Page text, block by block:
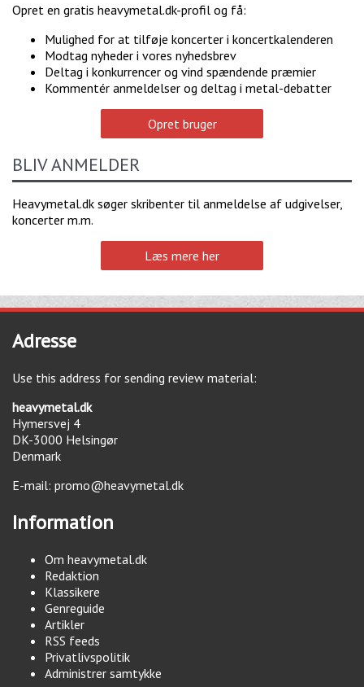
Opret en gratis heavymetal.dk-profil og få:
Mulighed for at tilføje koncerter i koncertkalenderen
Modtag nyheder i vores nyhedsbrev
Deltag i konkurrencer og vind spændende præmier
Kommentér anmeldelser og deltag i metal-debatter
Opret bruger
BLIV ANMELDER
Heavymetal.dk søger skribenter til anmeldelse af udgivelser,
koncerter m.m.
Læs mere her
Adresse
Use this address for sending review material:
heavymetal.dk
Hymersvej 4
DK-3000 Helsingør
Denmark
E-mail: promo@heavymetal.dk
Information
Om heavymetal.dk
Redaktion
Klassikere
Genreguide
Artikler
RSS feeds
Privatlivspolitik
Administrer samtykke